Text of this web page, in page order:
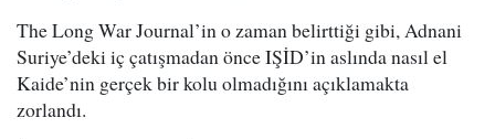
The Long War Journal’in o zaman belirttiği gibi, Adnani
Suriye’deki iç çatışmadan önce IŞİD’in aslında nasıl el
Kaide’nin gerçek bir kolu olmadığını açıklamakta
zorlandı.